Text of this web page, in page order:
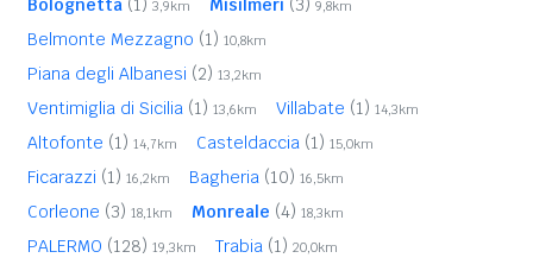
Bolognetta (1) 3,9km Misilmeri (3) 9,8km
Belmonte Mezzagno (1) 10,8km
Piana degli Albanesi (2) 13,2km
Ventimiglia di Sicilia (1) 13,6km Villabate (1) 14,3km
Altofonte (1) 14,7km Casteldaccia (1) 15,0km
Ficarazzi (1) 16,2km Bagheria (10) 16,5km
Corleone (3) 18,1km Monreale (4) 18,3km
PALERMO (128) 19,3km Trabia (1) 20,0km